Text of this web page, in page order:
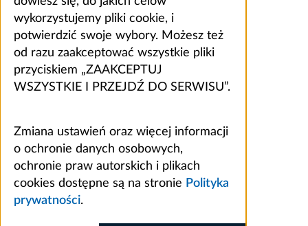
wykorzystujemy pliki cookie, i
potwierdzić swoje wybory. Możesz też
od razu zaakceptować wszystkie pliki
przyciskiem „ZAAKCEPTUJ
WSZYSTKIE I PRZEJDŹ DO SERWISU”.
Zmiana ustawień oraz więcej informacji
o ochronie danych osobowych,
ochronie praw autorskich i plikach
cookies dostępne są na stronie Polityka
prywatności.